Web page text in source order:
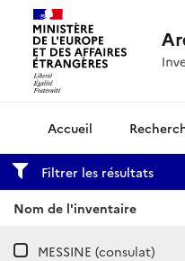
Archives diplomatiques
Filtrer les résultats
Nom de l'inventaire
MESSINE (consulat)